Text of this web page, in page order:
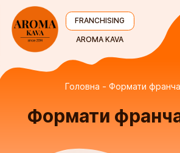
FRANCHISING
AROMA KAVA
Головна Формати
Формати